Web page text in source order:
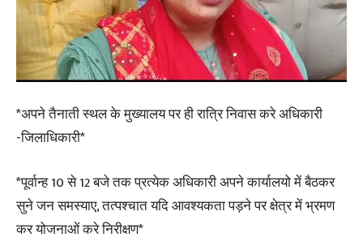
*अपने तैनाती स्थल के मुख्यालय पर ही रात्रि निवास करे अधिकारी
-जिलाधिकारी*
*पूर्वान्ह 10 से 12 बजे तक प्रत्येक अधिकारी अपने कार्यालयो में बैठकर
सुने जन समस्याए, तत्पश्चात यदि आवश्यकता पड़ने पर क्षेत्र में भ्रमण
कर योजनाओं करे निरीक्षण*